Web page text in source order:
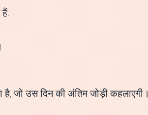
जो उस दिन की अंतिम जोड़ी कहलाएगी।